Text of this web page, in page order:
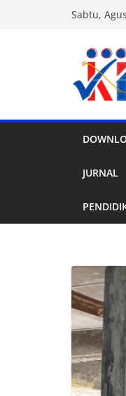
Sabtu,
JURNAL